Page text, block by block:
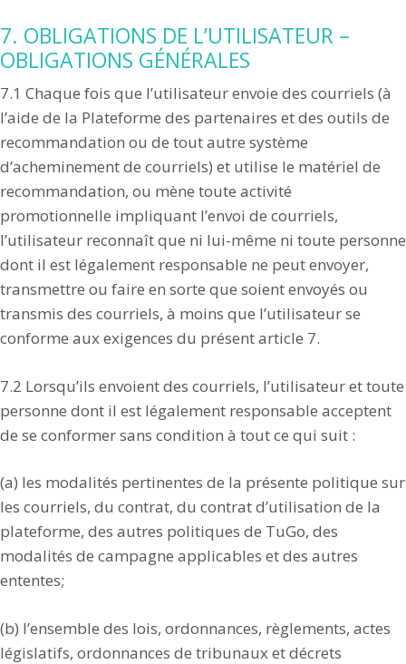
7. OBLIGATIONS DE L’UTILISATEUR –
OBLIGATIONS GÉNÉRALES
7.1 Chaque fois que l’utilisateur envoie des courriels (à
l’aide de la Plateforme des partenaires et des outils de
recommandation ou de tout autre système
d’acheminement de courriels) et utilise le matériel de
recommandation, ou mène toute activité
promotionnelle impliquant l’envoi de courriels,
l’utilisateur reconnaît que ni lui-même ni toute personne
dont il est légalement responsable ne peut envoyer,
transmettre ou faire en sorte que soient envoyés ou
transmis des courriels, à moins que l’utilisateur se
conforme aux exigences du présent article 7.
7.2 Lorsqu’ils envoient des courriels, l’utilisateur et toute
personne dont il est légalement responsable acceptent
de se conformer sans condition à tout ce qui suit :
(a) les modalités pertinentes de la présente politique sur
les courriels, du contrat, du contrat d’utilisation de la
plateforme, des autres politiques de TuGo, des
modalités de campagne applicables et des autres
ententes;
(b) l’ensemble des lois, ordonnances, règlements, actes
législatifs, ordonnances de tribunaux et décrets